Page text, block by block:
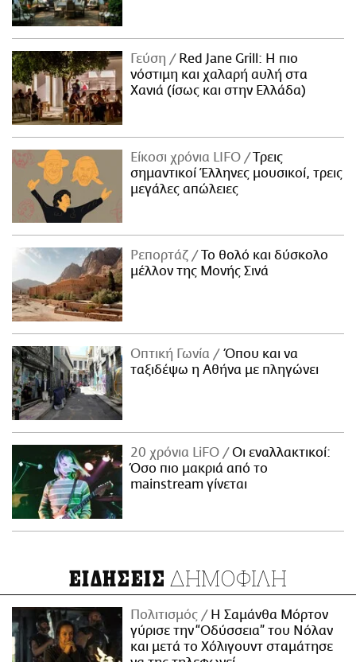
Γεύση
Red Jane Grill: Η πιο
νόστιμη και χαλαρή αυλή στα
Χανιά (ίσως και στην Ελλάδα)
Είκοσι χρόνια LIFO
Tρεις
σημαντικοί Έλληνες μουσικοί, τρεις
μεγάλες απώλειες
Ρεπορτάζ
Το θολό και δύσκολο
μέλλον της Μονής Σινά
Οπτική Γωνία
Όπου και να
ταξιδέψω η Αθήνα με πληγώνει
20 χρόνια LiFO
Οι εναλλακτικοί:
Όσο πιο μακριά από το
mainstream γίνεται
ΕΙΔΗΣΕΙΣ ΔΗΜΟΦΙΛΗ
Πολιτισμός
Η Σαμάνθα Μόρτον
γύρισε την “Οδύσσεια” του Νόλαν
και μετά το Χόλιγουντ σταμάτησε